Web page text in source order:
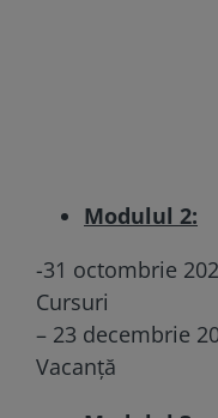
Modulul 2:
-31 octombrie
Cursuri
– 23 decembrie
Vacanță